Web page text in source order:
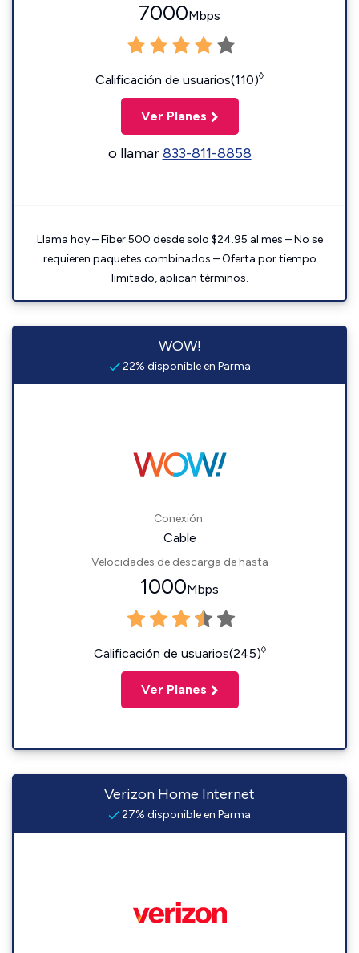
7000Mbps
Calificación de usuarios(110)◊
Ver Planes
o llamar833-811-8858
Llama hoy – Fiber 500 desde solo $24.95 al mes – No se
requieren paquetes combinados – Oferta por tiempo
limitado, aplican términos.
WOW!
22% disponible en Parma
Conexión:
Cable
Velocidades de descarga de hasta
1000Mbps
Calificación de usuarios(245)◊
Ver Planes
Verizon Home Internet
27% disponible en Parma